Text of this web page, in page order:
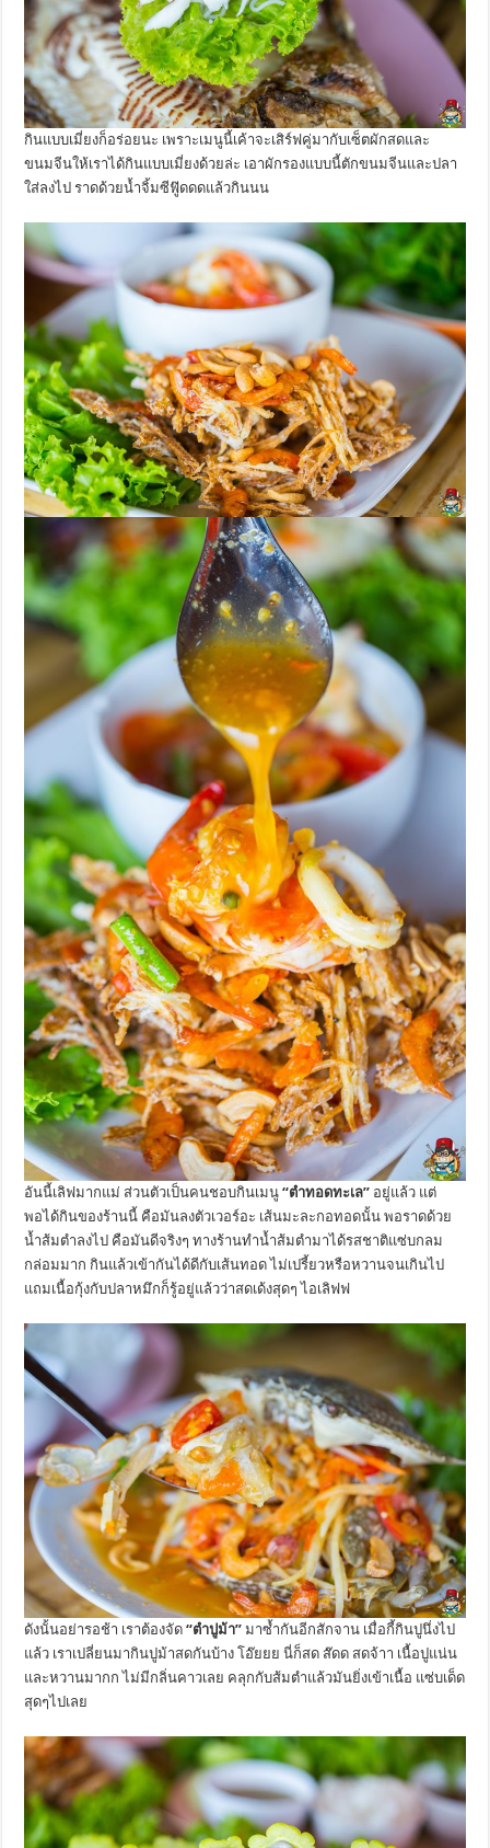
กินแบบเมี่ยงก็อร่อยนะ เพราะเมนูนี้เค้าจะเสิร์ฟคู่มากับเซ็ตผักสดและ
ขนมจีนให้เราได้กินแบบเมี่ยงด้วยล่ะ เอาผักรองแบบนี้ตักขนมจีนและปลา
ใส่ลงไป ราดด้วยน้ำจิ้มซีฟู๊ดดดแล้วกินนน
อันนี้เลิฟมากแม่ ส่วนตัวเป็นคนชอบกินเมนู “ตำทอดทะเล” อยู่แล้ว แต่
พอได้กินของร้านนี้ คือมันลงตัวเวอร์อะ เส้นมะละกอทอดนั้น พอราดด้วย
น้ำส้มตำลงไป คือมันดีจริงๆ ทางร้านทำน้ำส้มตำมาได้รสชาติแซ่บกลม
กล่อมมาก กินแล้วเข้ากันได้ดีกับเส้นทอด ไม่เปรี้ยวหรือหวานจนเกินไป
แถมเนื้อกุ้งกับปลาหมึกก็รู้อยู่แล้วว่าสดเด้งสุดๆ ไอเลิฟฟ
ดังนั้นอย่ารอช้า เราต้องจัด “ตำปูม้า” มาซ้ำกันอีกสักจาน เมื่อกี้กินปูนึ่งไป
แล้ว เราเปลี่ยนมากินปูม้าสดกันบ้าง โอ๊ยยย นี่ก็สด ส๊ดด สดจ้าา เนื้อปูแน่น
และหวานมากก ไม่มีกลิ่นคาวเลย คลุกกับส้มตำแล้วมันยิ่งเข้าเนื้อ แซ่บเด็ด
สุดๆไปเลย